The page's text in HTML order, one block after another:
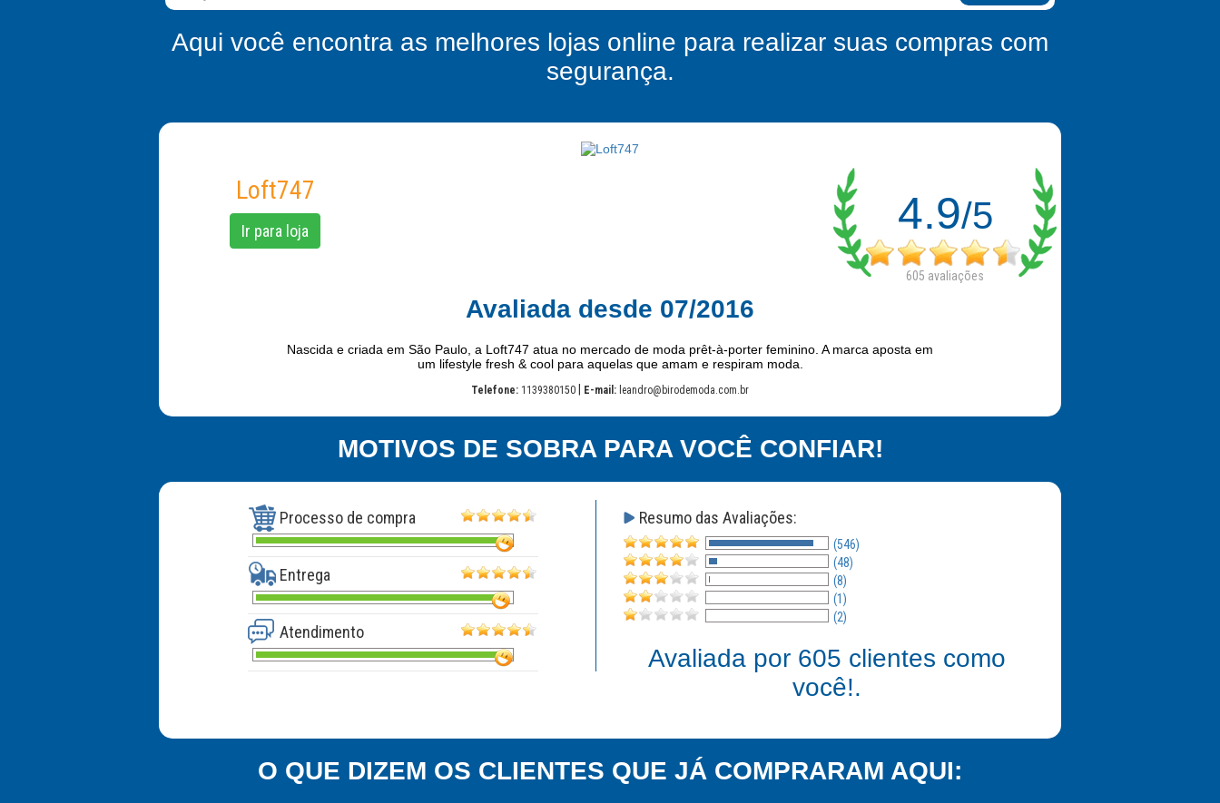
Aqui você encontra as melhores lojas online para realizar suas compras com
segurança.
Loft747
Ir para loja 4.9/5
605 avaliações
Avaliada desde 07/2016
Nascida e criada em São Paulo, a Loft747 atua no mercado de moda prêt-à-porter feminino. A marca aposta em
um lifestyle fresh & cool para aquelas que amam e respiram moda.
Telefone: 1139380150 E-mail: leandro@birodemoda.com.br
MOTIVOS DE SOBRA PARA VOCÊ CONFIAR!
Processo de compra
Entrega
Atendimento
Resumo das Avaliações:
(546)
(48)
(8)
(1)
(2)
Avaliada por 605 clientes como
você!.
O QUE DIZEM OS CLIENTES QUE JÁ COMPRARAM AQUI: